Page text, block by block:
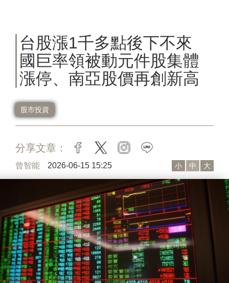
台股漲1千多點後下不來
國巨率領被動元件股集體
漲停、南亞股價再創新高
股市投資
分享文章： facebook
twitter instagram
曾智能 2026-06-15 15:25 小 中 大